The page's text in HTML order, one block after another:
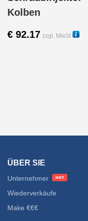
Kolben
€ 92.17 zzgl. MwSt
ÜBER SIE
Unternehmer
Wiederverkäufe
Make €€€